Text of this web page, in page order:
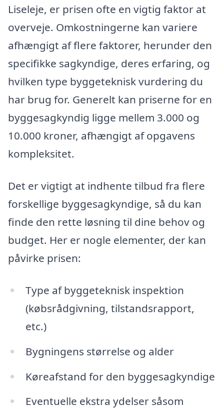
Liseleje, er prisen ofte en vigtig faktor at
overveje. Omkostningerne kan variere
afhængigt af flere faktorer, herunder den
specifikke sagkyndige, deres erfaring, og
hvilken type byggeteknisk vurdering du
har brug for. Generelt kan priserne for en
byggesagkyndig ligge mellem 3.000 og
10.000 kroner, afhængigt af opgavens
kompleksitet.
Det er vigtigt at indhente tilbud fra flere
forskellige byggesagkyndige, så du kan
finde den rette løsning til dine behov og
budget. Her er nogle elementer, der kan
påvirke prisen:
Type af byggeteknisk inspektion
(købsrådgivning, tilstandsrapport,
etc.)
Bygningens størrelse og alder
Køreafstand for den byggesagkyndige
Eventuelle ekstra ydelser såsom